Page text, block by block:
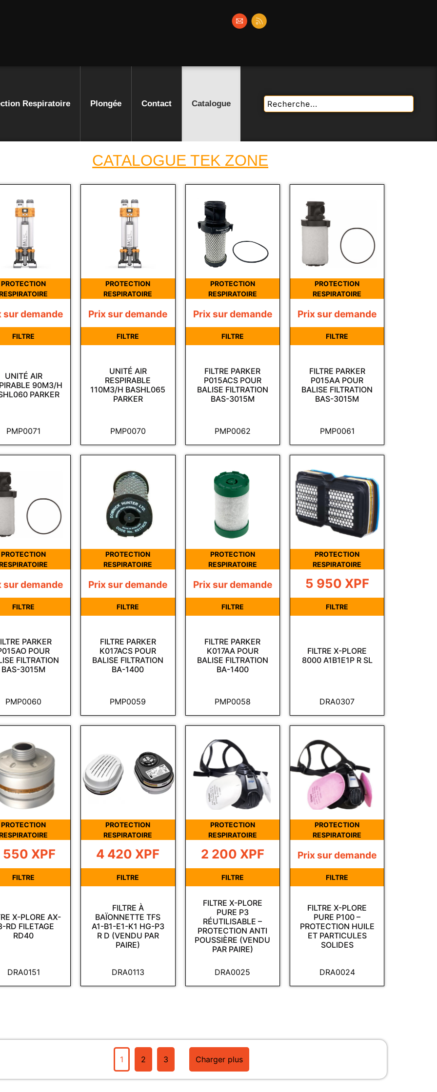
Respiratoire Plongée Contact Catalogue
CATALOGUE TEK ZONE
PROTECTION
PMP0071
UNITÉ AIR
90M3/H
PARKER
sur demande
FILTRE
PROTECTION
RESPIRATOIRE
PMP0070
UNITÉ AIR
RESPIRABLE
110M3/H BASHL065
PARKER
Prix sur demande
FILTRE
PROTECTION
RESPIRATOIRE
PMP0062
FILTRE PARKER
P015ACS POUR
BALISE FILTRATION
BAS-3015M
Prix sur demande
FILTRE
PROTECTION
RESPIRATOIRE
PMP0061
FILTRE PARKER
P015AA POUR
BALISE FILTRATION
BAS-3015M
Prix sur demande
FILTRE
PROTECTION
PMP0060
PARKER
POUR
FILTRATION
BAS-3015M
sur demande
FILTRE
PROTECTION
RESPIRATOIRE
PMP0059
FILTRE PARKER
K017ACS POUR
BALISE FILTRATION
BA-1400
Prix sur demande
FILTRE
PROTECTION
RESPIRATOIRE
PMP0058
FILTRE PARKER
K017AA POUR
BALISE FILTRATION
BA-1400
Prix sur demande
FILTRE
PROTECTION
RESPIRATOIRE
DRA0307
FILTRE X-PLORE
8000 A1B1E1P R SL
5 950 XPF
FILTRE
PROTECTION
DRA0151
X-PLORE AX-
RD FILETAGE
RD40
550 XPF
FILTRE
PROTECTION
RESPIRATOIRE
DRA0113
FILTRE À
BAÏONNETTE TFS
A1-B1-E1-K1 HG-P3
R D (VENDU PAR
PAIRE)
4 420 XPF
FILTRE
PROTECTION
RESPIRATOIRE
DRA0025
FILTRE X-PLORE
PURE P3
RÉUTILISABLE –
PROTECTION ANTI
POUSSIÈRE (VENDU
PAR PAIRE)
2 200 XPF
FILTRE
PROTECTION
RESPIRATOIRE
DRA0024
FILTRE X-PLORE
PURE P100 –
PROTECTION HUILE
ET PARTICULES
SOLIDES
Prix sur demande
FILTRE
1 2 3 Charger plus